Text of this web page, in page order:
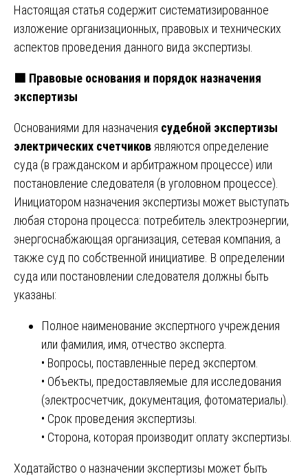
Настоящая статья содержит систематизированное
изложение организационных, правовых и технических
аспектов проведения данного вида экспертизы.
🟩 Правовые основания и порядок назначения
экспертизы
Основаниями для назначения судебной экспертизы
электрических счетчиков являются определение
суда (в гражданском и арбитражном процессе) или
постановление следователя (в уголовном процессе).
Инициатором назначения экспертизы может выступать
любая сторона процесса: потребитель электроэнергии,
энергоснабжающая организация, сетевая компания, а
также суд по собственной инициативе. В определении
суда или постановлении следователя должны быть
указаны:
Полное наименование экспертного учреждения
или фамилия, имя, отчество эксперта.
• Вопросы, поставленные перед экспертом.
• Объекты, предоставляемые для исследования
(электросчетчик, документация, фотоматериалы).
• Срок проведения экспертизы.
• Сторона, которая производит оплату экспертизы.
Ходатайство о назначении экспертизы может быть